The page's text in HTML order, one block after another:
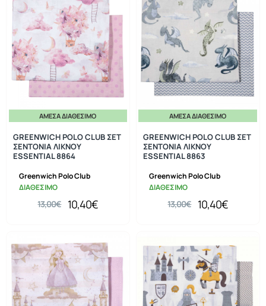
ΆΜΕΣΑ ΔΙΑΘΈΣΙΜΟ
Greenwich Polo Club
ΔΙΑΘΕΣΙΜΟ
GREENWICH POLO CLUB ΣΕΤ
ΣΕΝΤΟΝΙΑ ΛΙΚΝΟΥ
ESSENTIAL 8864
10,40€
13,00€
ΆΜΕΣΑ ΔΙΑΘΈΣΙΜΟ
Greenwich Polo Club
ΔΙΑΘΕΣΙΜΟ
GREENWICH POLO CLUB ΣΕΤ
ΣΕΝΤΟΝΙΑ ΛΙΚΝΟΥ
ESSENTIAL 8863
10,40€
13,00€